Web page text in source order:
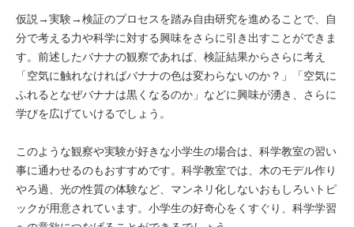
仮説→実験→検証のプロセスを踏み自由研究を進めることで、自
分で考える力や科学に対する興味をさらに引き出すことができま
す。前述したバナナの観察であれば、検証結果からさらに考え
「空気に触れなければバナナの色は変わらないのか？」「空気に
ふれるとなぜバナナは黒くなるのか」などに興味が湧き、さらに
学びを広げていけるでしょう。
このような観察や実験が好きな小学生の場合は、科学教室の習い
事に通わせるのもおすすめです。科学教室では、木のモデル作り
やろ過、光の性質の体験など、マンネリ化しないおもしろいトピ
ックが用意されています。小学生の好奇心をくすぐり、科学学習